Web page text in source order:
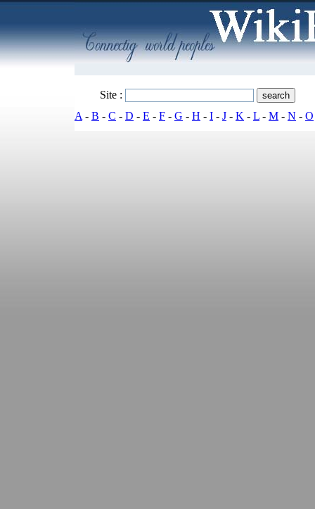
Site :
A - B - C - D - E - F - G - H - I - J - K - L - M - N - O